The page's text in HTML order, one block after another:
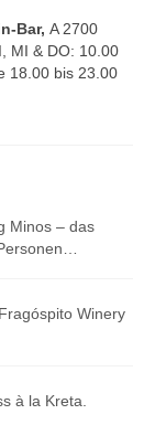
Bar, A 2700
MI & DO: 10.00
18.00 bis 23.00
Minos – das
Winery
à la Kreta.